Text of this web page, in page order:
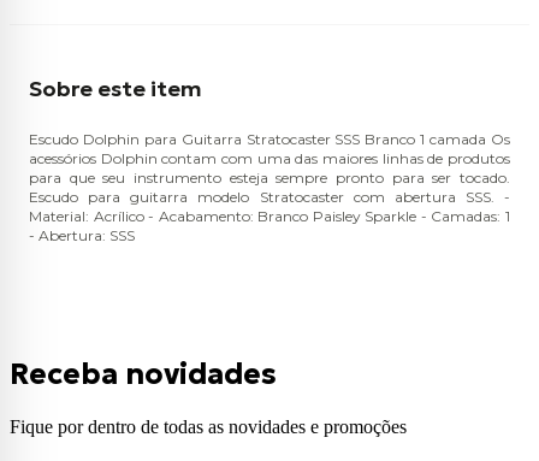
Sobre este item
Escudo Dolphin para Guitarra Stratocaster SSS Branco 1 camada Os
acessórios Dolphin contam com uma das maiores linhas de produtos
para que seu instrumento esteja sempre pronto para ser tocado.
Escudo para guitarra modelo Stratocaster com abertura SSS. -
Material: Acrílico - Acabamento: Branco Paisley Sparkle - Camadas: 1
- Abertura: SSS
Receba novidades
Fique por dentro de todas as novidades e promoções